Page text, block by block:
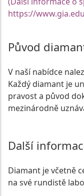
https://
Původ
V naší nabídce
Každý diamant je
pravost a původ
mezinárodně
Další
Diamant je včetně
na své rundistě